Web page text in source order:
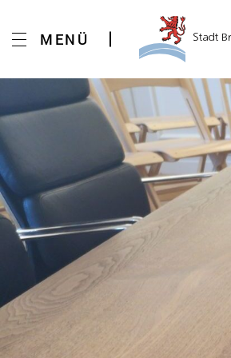
Kopfzeile
MENÜ
Inhalt